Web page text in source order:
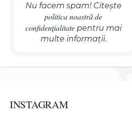
Nu facem spam! Citește
politica noastră de
confidențialitatepentru mai
multe informații.
INSTAGRAM